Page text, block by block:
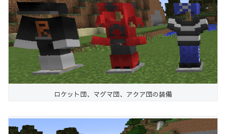
ロケット団、マグマ団、アクア団の装備